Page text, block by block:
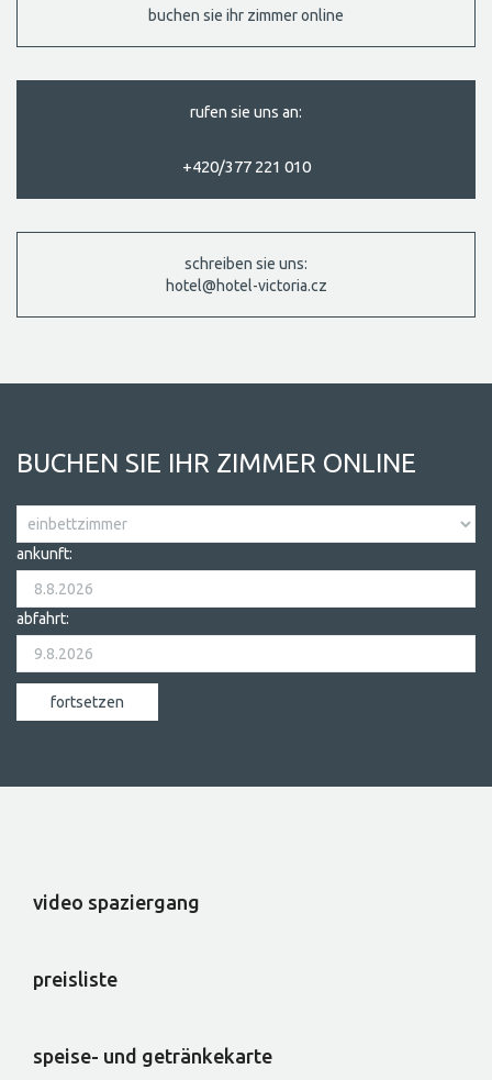
buchen sie ihr zimmer online
rufen sie uns an:
+420/377 221 010
schreiben sie uns:
hotel@hotel-victoria.cz
BUCHEN SIE IHR ZIMMER ONLINE
ankunft:
abfahrt:
video spaziergang
preisliste
speise- und getränkekarte